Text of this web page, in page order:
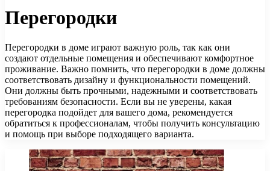
Перегородки
Перегородки в доме играют важную роль, так как они
создают отдельные помещения и обеспечивают комфортное
проживание. Важно помнить, что перегородки в доме должны
соответствовать дизайну и функциональности помещений.
Они должны быть прочными, надежными и соответствовать
требованиям безопасности. Если вы не уверены, какая
перегородка подойдет для вашего дома, рекомендуется
обратиться к профессионалам, чтобы получить консультацию
и помощь при выборе подходящего варианта.